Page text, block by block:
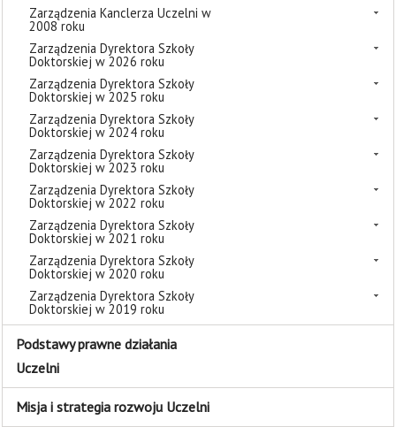
Zarządzenia Kanclerza Uczelni w
2008 roku
Zarządzenia Dyrektora Szkoły
Doktorskiej w 2026 roku
Zarządzenia Dyrektora Szkoły
Doktorskiej w 2025 roku
Zarządzenia Dyrektora Szkoły
Doktorskiej w 2024 roku
Zarządzenia Dyrektora Szkoły
Doktorskiej w 2023 roku
Zarządzenia Dyrektora Szkoły
Doktorskiej w 2022 roku
Zarządzenia Dyrektora Szkoły
Doktorskiej w 2021 roku
Zarządzenia Dyrektora Szkoły
Doktorskiej w 2020 roku
Zarządzenia Dyrektora Szkoły
Doktorskiej w 2019 roku
Podstawy prawne działania
Uczelni
Misja i strategia rozwoju Uczelni